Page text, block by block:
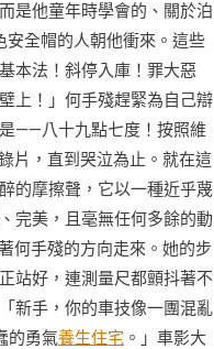
是他童年時學會的、關於泊
安全帽的人朝他衝來。這些
本法！斜停入庫！罪大惡
上！」何手殘趕緊為自己辯
——八十九點七度！按照維
片，直到哭泣為止。就在這
的摩擦聲，它以一種近乎蔑
完美，且毫無任何多餘的動
何手殘的方向走來。她的步
站好，連測量尺都顫抖著不
新手，你的車技像一團混亂
的勇氣養生住宅 。」車影大